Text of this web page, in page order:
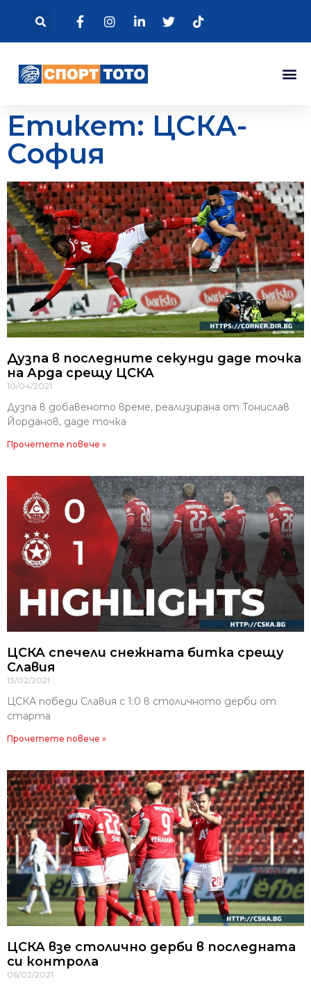
Етикет: ЦСКА-
София
Дузпа в последните секунди даде точка
на Арда срещу ЦСКА
10/04/2021
Дузпа в добавеното време, реализирана от Тонислав
Йорданов, даде точка
Прочетете повече »
ЦСКА спечели снежната битка срещу
Славия
13/02/2021
ЦСКА победи Славия с 1:0 в столичното дерби от
старта
Прочетете повече »
ЦСКА взе столично дерби в последната
си контрола
06/02/2021